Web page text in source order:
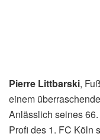
Pierre Littbarski,
einem
Anlässlich seines
Profi des 1. FC Köln